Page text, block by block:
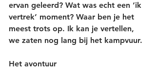
ervan geleerd? Wat was echt een ‘ik
vertrek’ moment? Waar ben je het
meest trots op. Ik kan je vertellen,
we zaten nog lang bij het kampvuur.
Het avontuur